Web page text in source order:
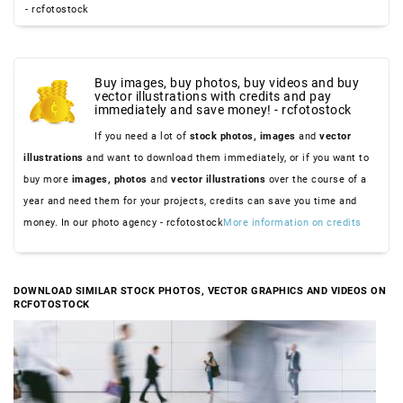
- rcfotostock
Buy images, buy photos, buy videos and buy
vector illustrations with credits and pay
immediately and save money! - rcfotostock
If you need a lot of stock photos, images and vector
illustrations and want to download them immediately, or if you want to
buy more images, photos and vector illustrations over the course of a
year and need them for your projects, credits can save you time and
money. In our photo agency - rcfotostockMore information on credits
DOWNLOAD SIMILAR STOCK PHOTOS, VECTOR GRAPHICS AND VIDEOS ON
RCFOTOSTOCK